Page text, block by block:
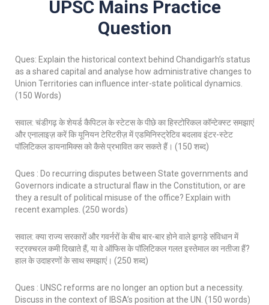
UPSC Mains Practice
Question
Ques: Explain the historical context behind Chandigarh’s status
as a shared capital and analyse how administrative changes to
Union Territories can influence inter-state political dynamics.
(150 Words)
सवाल: चंडीगढ़ के शेयर्ड कैपिटल के स्टेटस के पीछे का हिस्टोरिकल कॉन्टेक्स्ट समझाएं
और एनालाइज़ करें कि यूनियन टेरिटरीज़ में एडमिनिस्ट्रेटिव बदलाव इंटर-स्टेट
पॉलिटिकल डायनामिक्स को कैसे प्रभावित कर सकते हैं। (150 शब्द)
Ques : Do recurring disputes between State governments and
Governors indicate a structural flaw in the Constitution, or are
they a result of political misuse of the office? Explain with
recent examples. (250 words)
सवाल: क्या राज्य सरकारों और गवर्नरों के बीच बार-बार होने वाले झगड़े संविधान में
स्ट्रक्चरल कमी दिखाते हैं, या वे ऑफिस के पॉलिटिकल गलत इस्तेमाल का नतीजा हैं?
हाल के उदाहरणों के साथ समझाएं। (250 शब्द)
Ques : UNSC reforms are no longer an option but a necessity.
Discuss in the context of IBSA’s position at the UN. (150 words)